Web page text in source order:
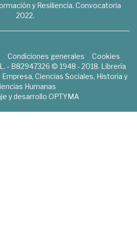
y Resiliencia. Convocatoria
2022.
Condiciones generales
Cookies
- B82947326 © 1948 - 2018. Librería
Ciencias Sociales, Historia y
Humanas
y desarrollo OPTYMA